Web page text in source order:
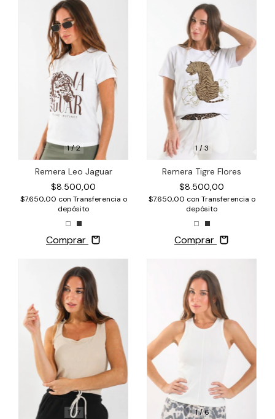
1/2
Remera Leo Jaguar
$8.500,00
$7.650,00 con Transferencia o
depósito
Comprar
1 /3
Remera Tigre Flores
$8.500,00
$7.650,00 con Transferencia o
depósito
Comprar
1/7 1/6